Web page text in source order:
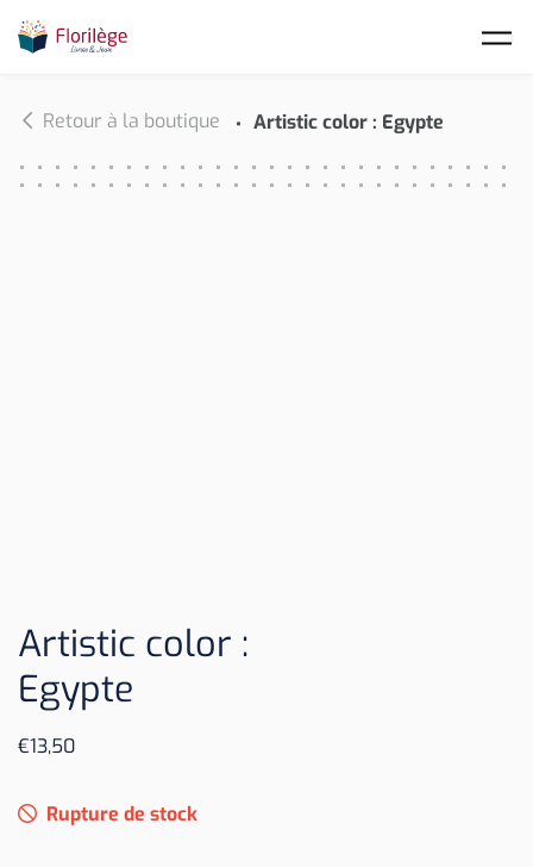
Retour à la boutique Artistic color : Egypte
Artistic color :
Egypte
€13,50
Rupture de stock